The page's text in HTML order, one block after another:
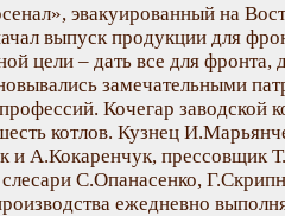
эвакуированный на
выпуск продукции для
цели – дать все для
замечательными
Кочегар заводской
котлов. Кузнец
и А.Кокаренчук, прессовщик
С.Опанасенко,
ежедневно